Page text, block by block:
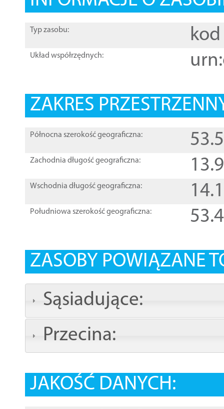
Typ zasobu: kod
Układ współrzędnych:
ZAKRES
Północna szerokość geograficzna:
Zachodnia długość geograficzna:
Wschodnia długość geograficzna:
Południowa szerokość geograficzna:
ZASOBY POWIĄZANE
Sąsiadujące:
Przecina:
JAKOŚĆ DANYCH: